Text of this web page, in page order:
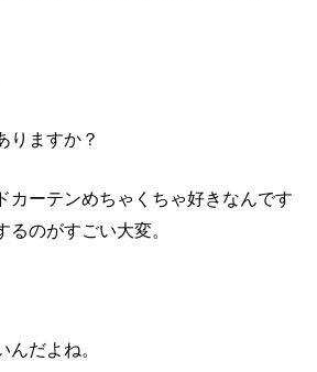
りますか？
カーテンめちゃくちゃ好きなんです
のがすごい大変。
だよね。